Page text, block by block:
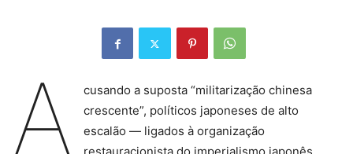
A
cusando a suposta “militarização chinesa
crescente”, políticos japoneses de alto
escalão — ligados à organização